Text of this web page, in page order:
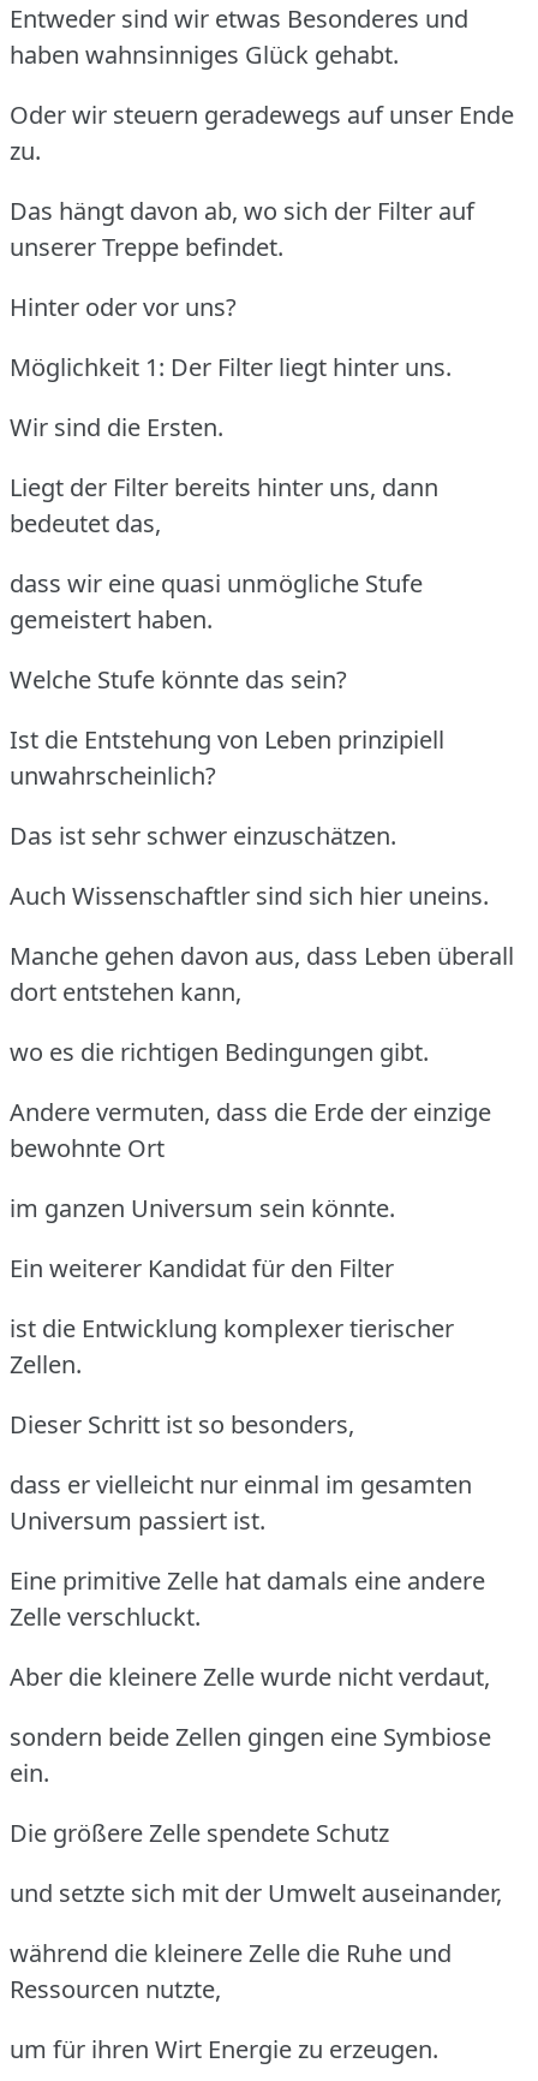
Entweder sind wir etwas Besonderes und
haben wahnsinniges Glück gehabt.
Oder wir steuern geradewegs auf unser Ende
zu.
Das hängt davon ab, wo sich der Filter auf
unserer Treppe befindet.
Hinter oder vor uns?
Möglichkeit 1: Der Filter liegt hinter uns.
Wir sind die Ersten.
Liegt der Filter bereits hinter uns, dann
bedeutet das,
dass wir eine quasi unmögliche Stufe
gemeistert haben.
Welche Stufe könnte das sein?
Ist die Entstehung von Leben prinzipiell
unwahrscheinlich?
Das ist sehr schwer einzuschätzen.
Auch Wissenschaftler sind sich hier uneins.
Manche gehen davon aus, dass Leben überall
dort entstehen kann,
wo es die richtigen Bedingungen gibt.
Andere vermuten, dass die Erde der einzige
bewohnte Ort
im ganzen Universum sein könnte.
Ein weiterer Kandidat für den Filter
ist die Entwicklung komplexer tierischer
Zellen.
Dieser Schritt ist so besonders,
dass er vielleicht nur einmal im gesamten
Universum passiert ist.
Eine primitive Zelle hat damals eine andere
Zelle verschluckt.
Aber die kleinere Zelle wurde nicht verdaut,
sondern beide Zellen gingen eine Symbiose
ein.
Die größere Zelle spendete Schutz
und setzte sich mit der Umwelt auseinander,
während die kleinere Zelle die Ruhe und
Ressourcen nutzte,
um für ihren Wirt Energie zu erzeugen.